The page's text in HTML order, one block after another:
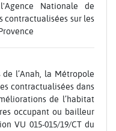
Nationale de
contractualisées sur les
l’Anah, la Métropole
contractualisées dans
de l’habitat
occupant ou bailleur
VU 015-015/19/CT du